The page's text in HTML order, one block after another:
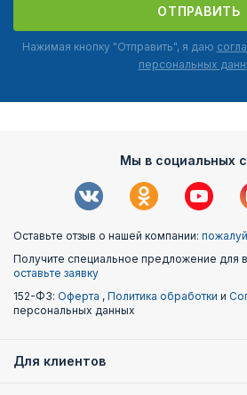
ОТПРАВИТЬ
Нажимая кнопку "Отправить", я даю
персональных
Мы в социальных
Оставьте отзыв о нашей компании:
Получите специальное предложение для
оставьте заявку
152-ФЗ: Оферта , Политика обработки и
персональных данных
Для клиентов